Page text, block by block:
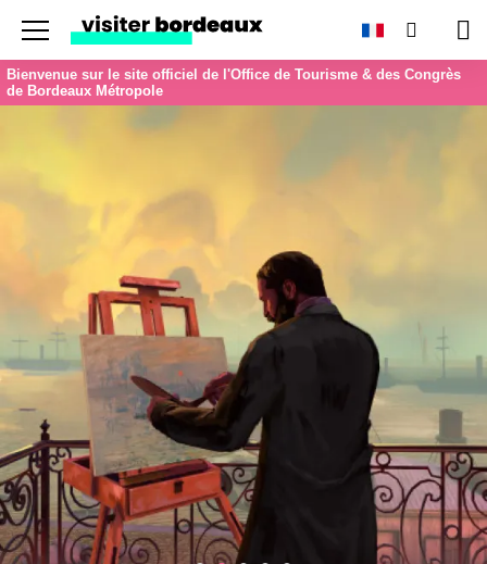
Menu
Bienvenue sur le site officiel de l'Office de Tourisme & des Congrès
de Bordeaux Métropole